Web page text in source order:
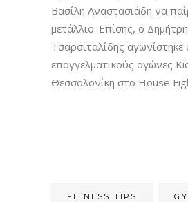
Βασίλη Αναστασιάδη να
μετάλλιο. Επίσης, ο
Τσαρσιταλίδης αγωνίστηκε
επαγγελματικούς αγώνες
Θεσσαλονίκη στο House
FITNESS TIPS